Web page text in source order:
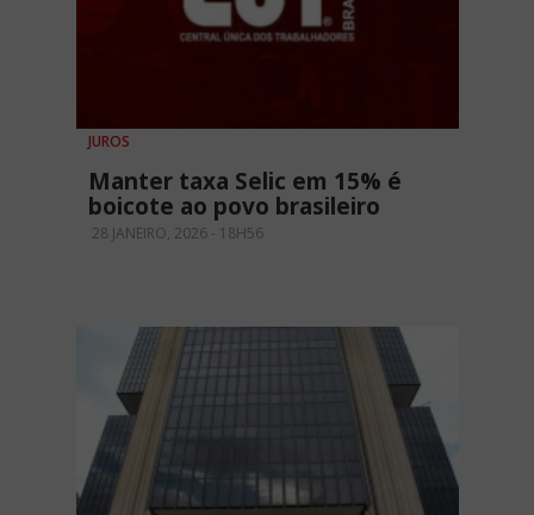
JUROS
Manter taxa Selic em 15% é
boicote ao povo brasileiro
28 JANEIRO, 2026 - 18H56